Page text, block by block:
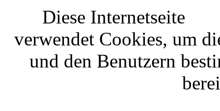
Diese Internetseite
verwendet Cookies, um
und den Benutzern